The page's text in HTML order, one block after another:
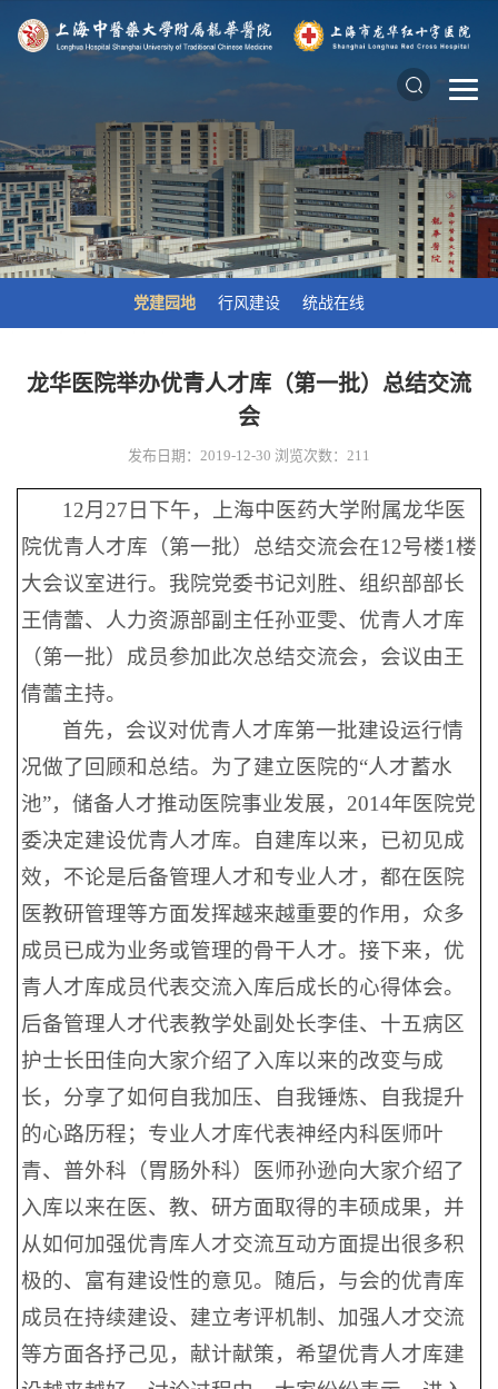
党建园地 行风建设 统战在线
龙华医院举办优青人才库（第一批）总结交流
会
发布日期：2019-12-30 浏览次数： 211
12月27日下午，上海中医药大学附属龙华医
院优青人才库（第一批）总结交流会在12号楼1楼
大会议室进行。我院党委书记刘胜、组织部部长
王倩蕾、人力资源部副主任孙亚雯、优青人才库
（第一批）成员参加此次总结交流会，会议由王
倩蕾主持。
首先，会议对优青人才库第一批建设运行情
况做了回顾和总结。为了建立医院的“人才蓄水
池”，储备人才推动医院事业发展，2014年医院党
委决定建设优青人才库。自建库以来，已初见成
效，不论是后备管理人才和专业人才，都在医院
医教研管理等方面发挥越来越重要的作用，众多
成员已成为业务或管理的骨干人才。接下来，优
青人才库成员代表交流入库后成长的心得体会。
后备管理人才代表教学处副处长李佳、十五病区
护士长田佳向大家介绍了入库以来的改变与成
长，分享了如何自我加压、自我锤炼、自我提升
的心路历程；专业人才库代表神经内科医师叶
青、普外科（胃肠外科）医师孙逊向大家介绍了
入库以来在医、教、研方面取得的丰硕成果，并
从如何加强优青库人才交流互动方面提出很多积
极的、富有建设性的意见。随后，与会的优青库
成员在持续建设、建立考评机制、加强人才交流
等方面各抒己见，献计献策，希望优青人才库建